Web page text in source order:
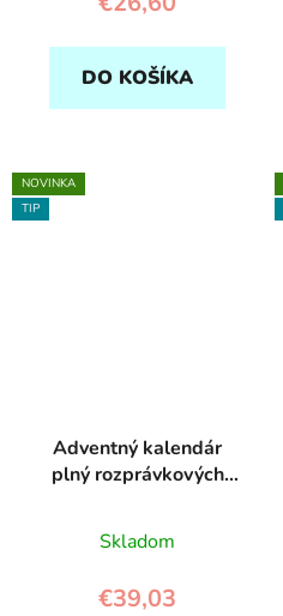
DO KOŠÍKA
NOVINKA
TIP
Adventný kalendár
plný rozprávkových
Skladom
€39,03